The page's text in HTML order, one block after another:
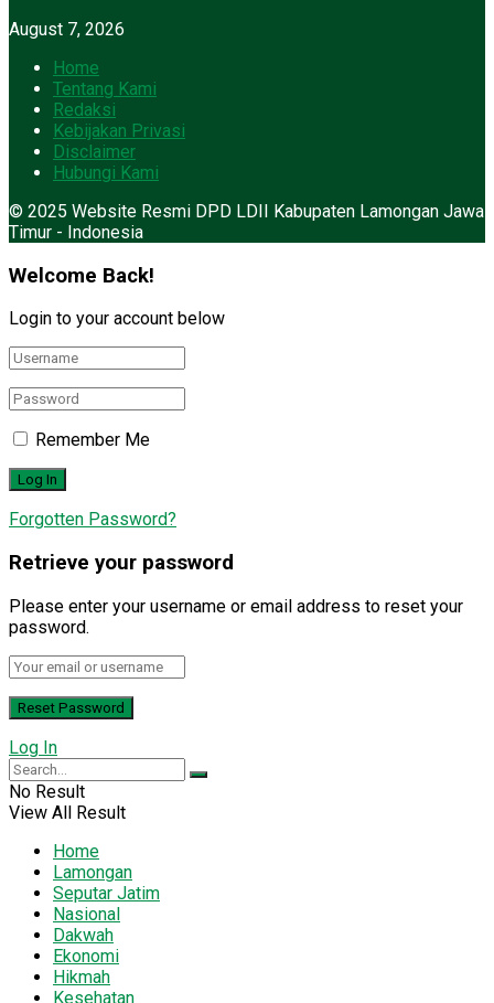
August 7, 2026
Home
Tentang Kami
Redaksi
Kebijakan Privasi
Disclaimer
Hubungi Kami
© 2025 Website Resmi DPD LDII Kabupaten Lamongan Jawa
Timur - Indonesia
Welcome Back!
Login to your account below
Remember Me
Forgotten Password?
Retrieve your password
Please enter your username or email address to reset your
password.
Log In
No Result
View All Result
Home
Lamongan
Seputar Jatim
Nasional
Dakwah
Ekonomi
Hikmah
Kesehatan